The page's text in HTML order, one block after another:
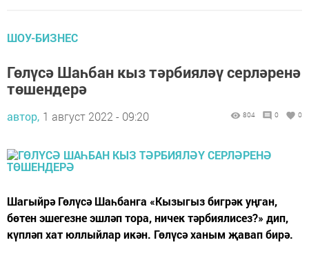
ШОУ-БИЗНЕС
Гөлүсә Шаһбан кыз тәрбияләү серләренә
төшендерә
автор, 1 август 2022 - 09:20 804 0 0
Шагыйрә Гөлүсә Шаһбанга «Кызыгыз бигрәк уңган,
бөтен эшегезне эшләп тора, ничек тәрбиялисез?» дип,
күпләп хат юллыйлар икән. Гөлүсә ханым җавап бирә.